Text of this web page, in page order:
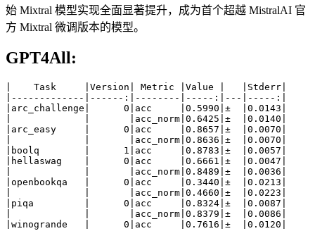
始 Mixtral 模型实现全面显著提升，成为首个超越 MistralAI 官
方 Mixtral 微调版本的模型。
GPT4All:
|    Task     |Version| Metric |Value |   |Stderr|
|-------------|------:|--------|-----:|---|-----:|
|arc_challenge|      0|acc     |0.5990|±  |0.0143|
|             |       |acc_norm|0.6425|±  |0.0140|
|arc_easy     |      0|acc     |0.8657|±  |0.0070|
|             |       |acc_norm|0.8636|±  |0.0070|
|boolq        |      1|acc     |0.8783|±  |0.0057|
|hellaswag    |      0|acc     |0.6661|±  |0.0047|
|             |       |acc_norm|0.8489|±  |0.0036|
|openbookqa   |      0|acc     |0.3440|±  |0.0213|
|             |       |acc_norm|0.4660|±  |0.0223|
|piqa         |      0|acc     |0.8324|±  |0.0087|
|             |       |acc_norm|0.8379|±  |0.0086|
|winogrande   |      0|acc     |0.7616|±  |0.0120|